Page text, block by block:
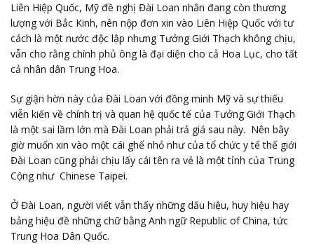
Liên Hiệp Quốc, Mỹ đề nghị Đài Loan nhân đang còn thương
lượng với Bắc Kinh, nên nộp đơn xin vào Liên Hiệp Quốc với tư
cách là một nước độc lập nhưng Tưởng Giới Thạch không chịu,
vẫn cho rằng chính phủ ông là đại diện cho cả Hoa Lục, cho tất
cả nhân dân Trung Hoa.
Sự giận hờn này của Đài Loan với đồng minh Mỹ và sự thiếu
viễn kiến về chính trị và quan hệ quốc tế của Tưởng Giới Thạch
là một sai lầm lớn mà Đài Loan phải trả giá sau này. Nên bây
giờ muốn xin vào một cái ghế nhỏ như của tổ chức y tế thế giới
Đài Loan cũng phải chịu lấy cái tên ra vẻ là một tỉnh của Trung
Cộng như Chinese Taipei.
Ở Đài Loan, người viết vẫn thấy những dấu hiệu, huy hiệu hay
bảng hiệu đề những chữ bằng Anh ngữ Republic of China, tức
Trung Hoa Dân Quốc.